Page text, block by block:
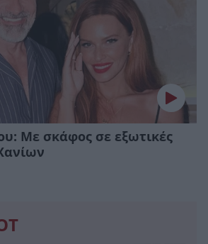
Με σκάφος σε εξωτικές